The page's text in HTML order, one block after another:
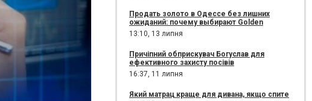
Продать золото в Одессе без лишних
ожиданий: почему выбирают Golden
13:10, 13 липня
Причіпний обприскувач Богуслав для
ефективного захисту посівів
16:37, 11 липня
Який матрац краще для дивана, якщо спите